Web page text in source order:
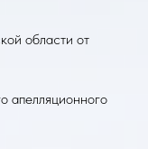
области от
апелляционного